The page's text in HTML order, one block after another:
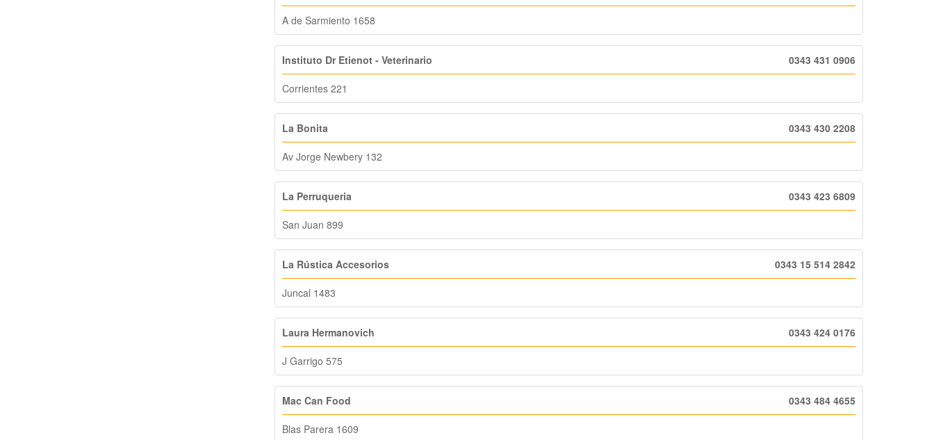
A de Sarmiento 1658
Instituto Dr Etienot - Veterinario 0343 431 0906
Corrientes 221
La Bonita 0343 430 2208
Av Jorge Newbery 132
La Perruqueria 0343 423 6809
San Juan 899
La Rústica Accesorios 0343 15 514 2842
Juncal 1483
Laura Hermanovich 0343 424 0176
J Garrigo 575
Mac Can Food 0343 484 4655
Blas Parera 1609